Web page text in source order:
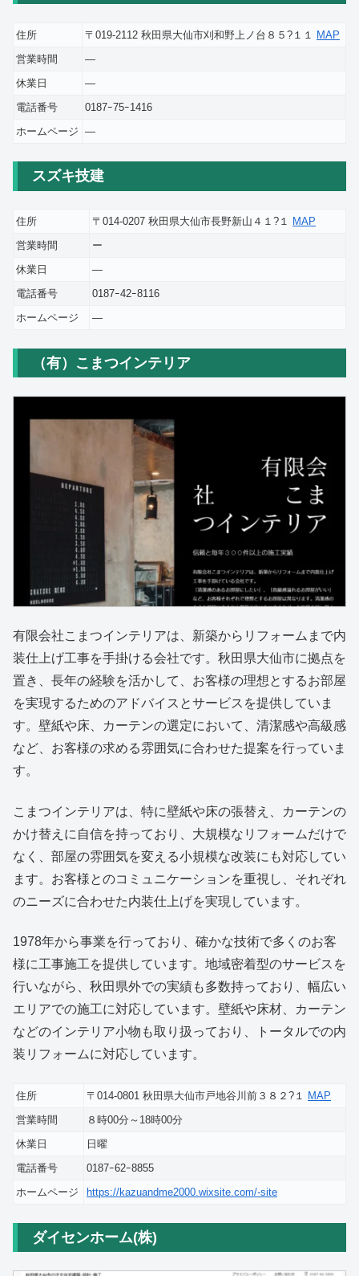
住所 〒019-2112 秋田県大仙市刈和野上ノ台８５?１１
MAP
営業時間
―
休業日
―
電話番号
0187ｰ75ｰ1416
ホームページ ―
スズキ技建
住所 〒014-0207 秋田県大仙市長野新山４１?１ MAP
営業時間
ー
休業日
―
電話番号
0187ｰ42ｰ8116
ホームページ
―
（有）こまつインテリア
有限会社こまつインテリアは、新築からリフォームまで内
装仕上げ工事を手掛ける会社です。秋田県大仙市に拠点を
置き、長年の経験を活かして、お客様の理想とするお部屋
を実現するためのアドバイスとサービスを提供していま
す。壁紙や床、カーテンの選定において、清潔感や高級感
など、お客様の求める雰囲気に合わせた提案を行っていま
す。
こまつインテリアは、特に壁紙や床の張替え、カーテンの
かけ替えに自信を持っており、大規模なリフォームだけで
なく、部屋の雰囲気を変える小規模な改装にも対応してい
ます。お客様とのコミュニケーションを重視し、それぞれ
のニーズに合わせた内装仕上げを実現しています。
1978年から事業を行っており、確かな技術で多くのお客
様に工事施工を提供しています。地域密着型のサービスを
行いながら、秋田県外での実績も多数持っており、幅広い
エリアでの施工に対応しています。壁紙や床材、カーテン
などのインテリア小物も取り扱っており、トータルでの内
装リフォームに対応しています。
住所 〒014-0801 秋田県大仙市戸地谷川前３８２?１ MAP
営業時間
８時00分～18時00分
休業日
日曜
電話番号
0187ｰ62ｰ8855
ホームページ
https://kazuandme2000.wixsite.com/-site
ダイセンホーム(株)